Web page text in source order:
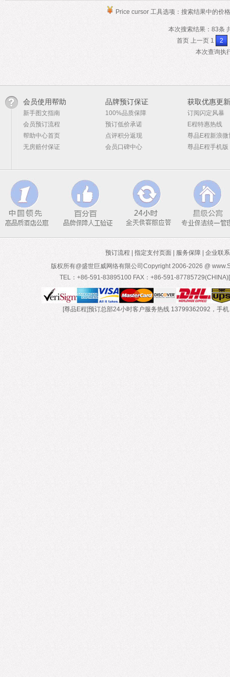
Price cursor 工具选项：搜索结果中的价
本次搜索结果：83条
首页 上一页 1
2
本次查询执
会员使用帮助
新手图文指南
会员预订流程
帮助中心首页
无房赔付保证
品牌预订保证
100%品质保障
预订低价承诺
点评积分返现
会员口碑中心
获取优惠更新
订阅闪定风暴
E程特惠热线
尊品E程新浪微
尊品E程手机版
预订流程 指定支付页面| 服务保障| 企业联系
版权所有@盛世巨威网络有限公司Copyright 2006-2026 @
TEL：+86-591-83895100 FAX：+86-591-
[尊品E程]预订总部24小时客户服务热线 13799362092，手